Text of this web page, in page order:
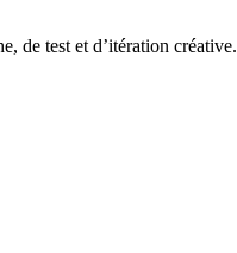
de test et d’itération créative.